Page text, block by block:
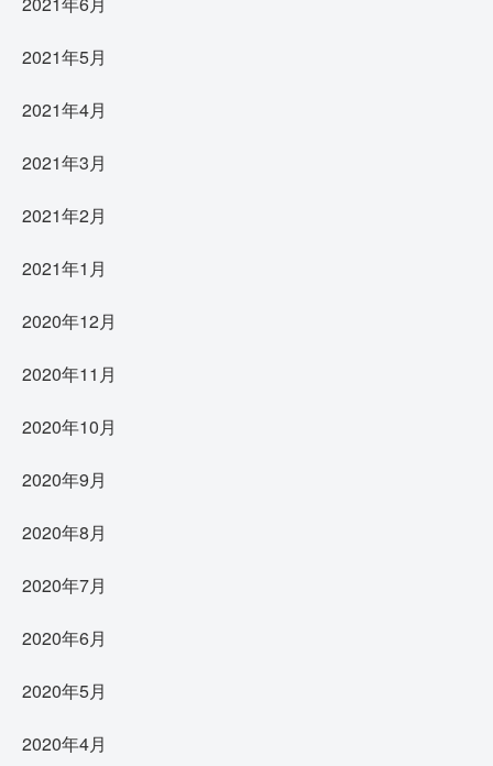
2021年5月
2021年4月
2021年3月
2021年2月
2021年1月
2020年12月
2020年11月
2020年10月
2020年9月
2020年8月
2020年7月
2020年6月
2020年5月
2020年4月